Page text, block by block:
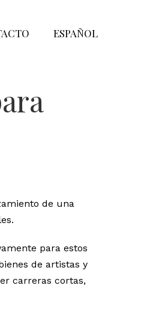
ESPAÑOL
de una
para estos
de artistas y
carreras cortas,